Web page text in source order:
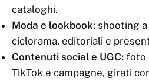
cataloghi.
Moda e lookbook: shooting
ciclorama, editoriali e
Contenuti social e UGC: foto
TikTok e campagne, girati